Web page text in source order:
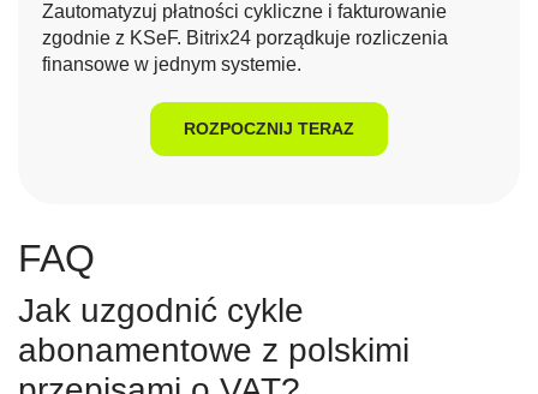
Zautomatyzuj płatności cykliczne i fakturowanie
zgodnie z KSeF. Bitrix24 porządkuje rozliczenia
finansowe w jednym systemie.
ROZPOCZNIJ TERAZ
FAQ
Jak uzgodnić cykle
abonamentowe z polskimi